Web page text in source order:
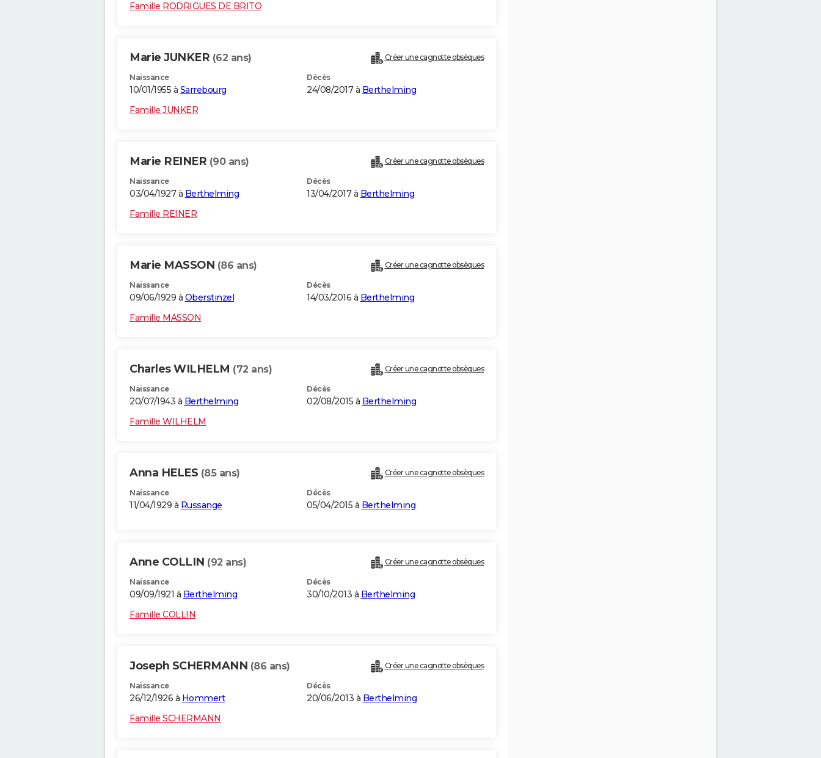
Famille RODRIGUES DE BRITO
Marie JUNKER (62 ans) Créer une cagnotte obsèques
Naissance
10/01/1955 à Sarrebourg
Décès
24/08/2017 à Berthelming
Famille JUNKER
Marie REINER (90 ans) Créer une cagnotte obsèques
Naissance
03/04/1927 à Berthelming
Décès
13/04/2017 à Berthelming
Famille REINER
Marie MASSON (86 ans) Créer une cagnotte obsèques
Naissance
09/06/1929 à Oberstinzel
Décès
14/03/2016 à Berthelming
Famille MASSON
Charles WILHELM (72 ans) Créer une cagnotte obsèques
Naissance
20/07/1943 à Berthelming
Décès
02/08/2015 à Berthelming
Famille WILHELM
Anna HELES (85 ans) Créer une cagnotte obsèques
Naissance
11/04/1929 à Russange
Décès
05/04/2015 à Berthelming
Anne COLLIN (92 ans) Créer une cagnotte obsèques
Naissance
09/09/1921 à Berthelming
Décès
30/10/2013 à Berthelming
Famille COLLIN
Joseph SCHERMANN (86 ans) Créer une cagnotte obsèques
Naissance
26/12/1926 à Hommert
Décès
20/06/2013 à Berthelming
Famille SCHERMANN